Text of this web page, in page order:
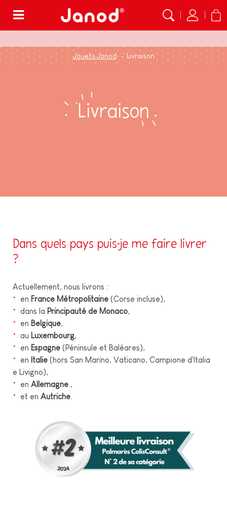
Jouets Janod Livraison
Livraison
Dans quels pays puis-je me faire livrer
?
Actuellement, nous livrons :
en France Métropolitaine (Corse incluse),
dans la Principauté de Monaco,
en Belgique,
au Luxembourg,
en Espagne (Péninsule et Baléares),
en Italie (hors San Marino, Vaticano, Campione d'Italia
e Livigno),
en Allemagne .,
et en Autriche